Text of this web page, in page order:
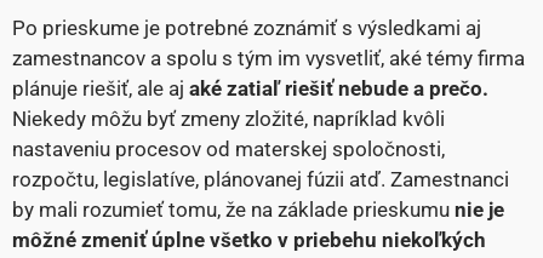
Po prieskume je potrebné zoznámiť s výsledkami aj
zamestnancov a spolu s tým im vysvetliť, aké témy firma
plánuje riešiť, ale aj aké zatiaľ riešiť nebude a prečo.
Niekedy môžu byť zmeny zložité, napríklad kvôli
nastaveniu procesov od materskej spoločnosti,
rozpočtu, legislatíve, plánovanej fúzii atď. Zamestnanci
by mali rozumieť tomu, že na základe prieskumu nie je
môžné zmeniť úplne všetko v priebehu niekoľkých